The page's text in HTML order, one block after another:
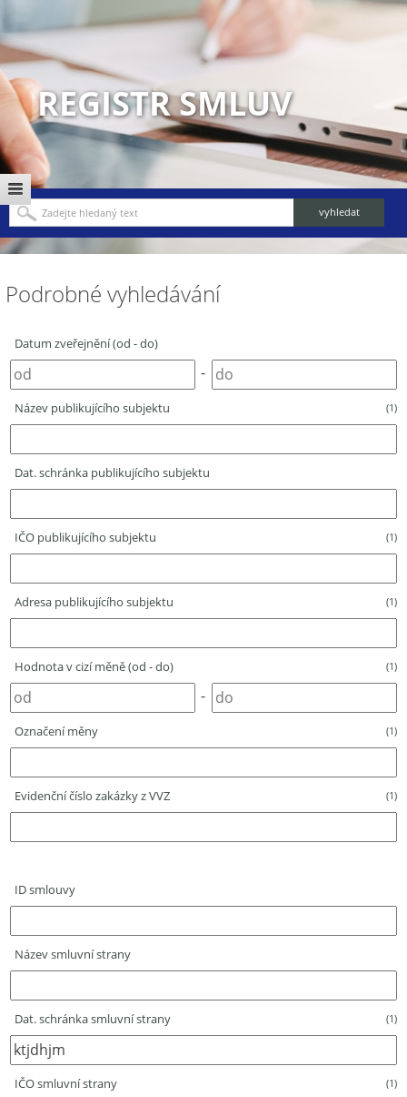
REGISTR SMLUV
Podrobné vyhledávání
Datum zveřejnění (od - do)
-
Název publikujícího subjektu (1)
Dat. schránka publikujícího subjektu
IČO publikujícího subjektu (1)
Adresa publikujícího subjektu (1)
Hodnota v cizí měně (od - do) (1)
-
Označení měny (1)
Evidenční číslo zakázky z VVZ (1)
ID smlouvy
Název smluvní strany
Dat. schránka smluvní strany (1)
IČO smluvní strany (1)